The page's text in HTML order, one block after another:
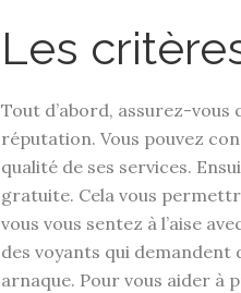
Les
Tout d’abord, assurez-
réputation. Vous pouvez
qualité de ses services.
gratuite. Cela vous
vous vous sentez à l’aise
des voyants qui demandent
arnaque. Pour vous aider à